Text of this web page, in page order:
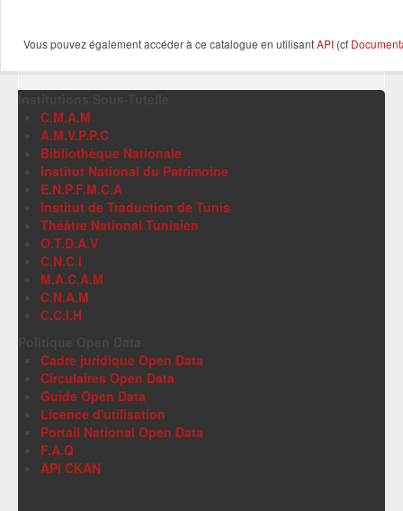
Vous pouvez également accéder à ce catalogue en utilisantAPI (cf
C.M.A.M
A.M.V.P.P.C
Bibliothèque Nationale
Institut National du Patrimoine
E.N.P.F.M.C.A
Institut de Traduction de Tunis
Théâtre National Tunisien
O.T.D.A.V
C.N.C.I
M.A.C.A.M
C.N.A.M
C.C.I.H
Cadre juridique Open Data
Circulaires Open Data
Guide Open Data
Licence d'utilisation
Portail National Open Data
F.A.Q
API CKAN